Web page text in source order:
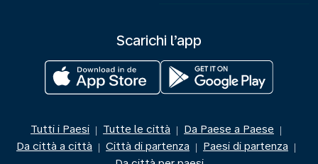
Scarichi l’app
Tutti i Paesi | Tutte le città | Da Paese a Paese |
Da città a città | Città di partenza | Paesi di partenza |